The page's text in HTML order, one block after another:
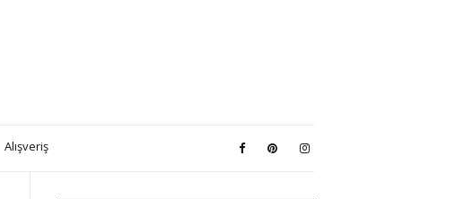
Alışveriş